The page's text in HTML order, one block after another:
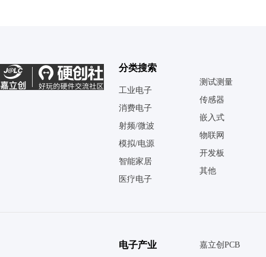
分类搜索
工业电子
消费电子
射频/微波
模拟/电源
智能家居
医疗电子
测试测量
传感器
嵌入式
物联网
开发板
其他
电子产业
嘉立创PCB